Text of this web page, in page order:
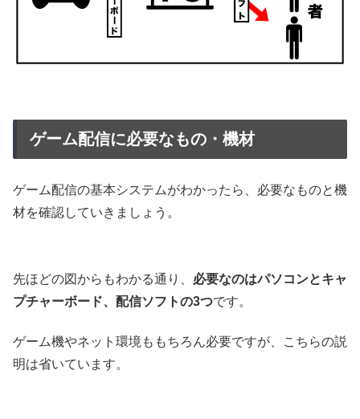
ゲーム配信に必要なもの・機材
ゲーム配信の基本システムがわかったら、必要なものと機
材を確認していきましょう。
先ほどの図からもわかる通り、 必要なのはパソコンとキャ
プチャーボード、配信ソフトの3つです。
ゲーム機やネット環境ももちろん必要ですが、こちらの説
明は省いています。